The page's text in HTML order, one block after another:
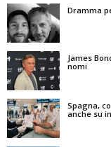
Dramma
James
nomi
Spagna,
anche su